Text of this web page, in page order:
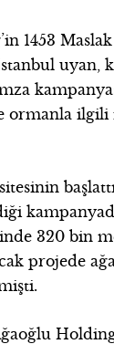
1453 Maslak
uyan,
ormanla ilgili
320 bin
projede